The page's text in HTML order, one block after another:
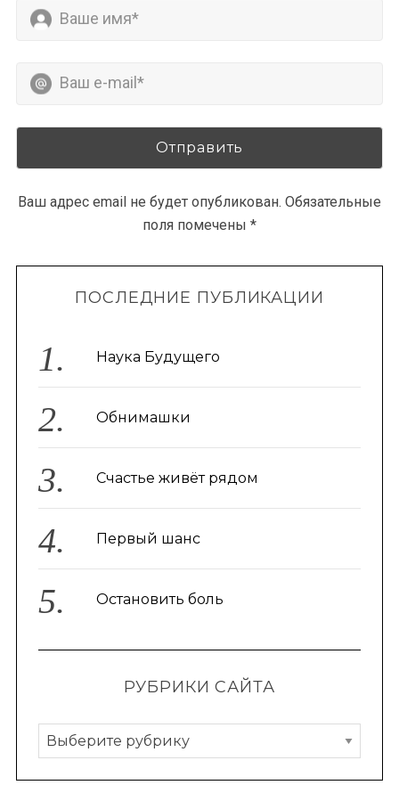
Ваш адрес email не будет опубликован. Обязательные
поля помечены *
ПОСЛЕДНИЕ ПУБЛИКАЦИИ
Наука Будущего
Обнимашки
Счастье живёт рядом
Первый шанс
Остановить боль
РУБРИКИ САЙТА
Р
у